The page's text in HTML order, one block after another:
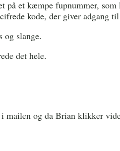
på et kæmpe fupnummer,
kode, der giver adgang
slange.
det hele.
mailen og da Brian klikker